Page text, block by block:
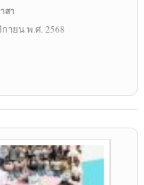
สา
ายน พ.ศ. 2568